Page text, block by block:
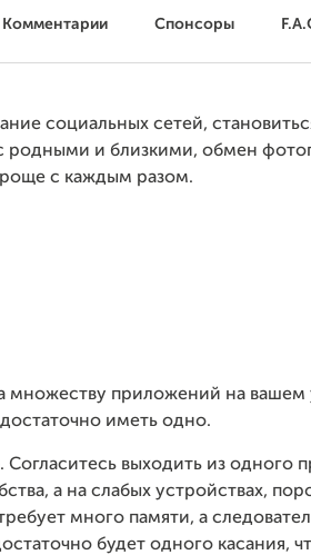
Комментарии Спонсоры
социальных сетей,
и близкими, обмен
с каждым разом.
множеству приложений на вашем
иметь одно.
Согласитесь выходить из одного
а на слабых устройствах,
много памяти, а
будет одного касания,